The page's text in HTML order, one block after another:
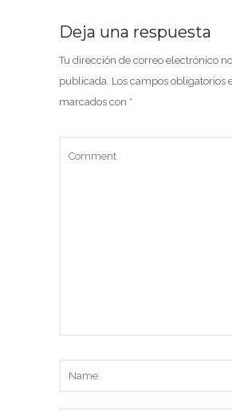
Deja una respuesta
Tu dirección de correo electrónico
publicada. Los campos obligatorios
marcados con *